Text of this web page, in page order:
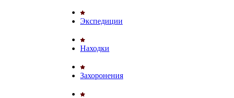
Экспедиции
Находки
Захоронения